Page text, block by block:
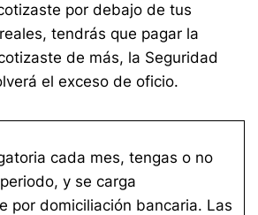
por debajo de tus
tendrás que pagar la
de más, la Seguridad
el exceso de oficio.
cada mes, tengas o no
y se carga
por domiciliación bancaria. Las